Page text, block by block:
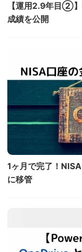
【運用2.9年目②
成績を公開
1ヶ月で完了！
に移管